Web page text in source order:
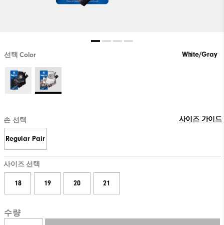
선택 Color White/Gray
손 선택 사이즈 가이드
Regular Pair
사이즈 선택
18 19 20 21
수량